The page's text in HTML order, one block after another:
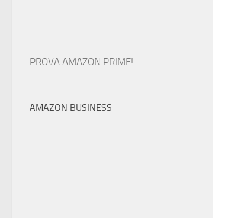
PROVA AMAZON PRIME!
AMAZON BUSINESS